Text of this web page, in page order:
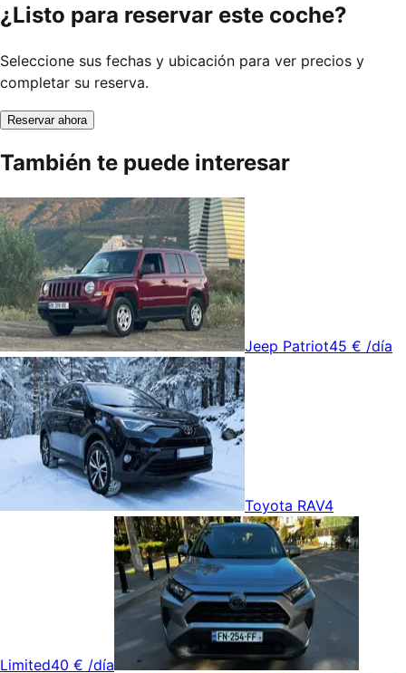
¿Listo para reservar este coche?
Seleccione sus fechas y ubicación para ver precios y
completar su reserva.
Reservar ahora
También te puede interesar
Jeep Patriot45 € /día
Toyota RAV4
Limited40 € /día